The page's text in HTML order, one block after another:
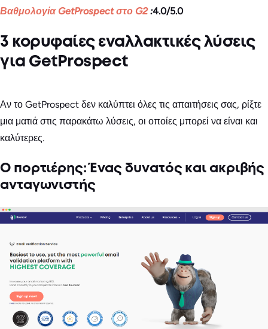
Βαθμολογία GetProspect στο G2 :4.0/5.0
3 κορυφαίες εναλλακτικές λύσεις
για GetProspect
Αν το GetProspect δεν καλύπτει όλες τις απαιτήσεις σας, ρίξτε
μια ματιά στις παρακάτω λύσεις, οι οποίες μπορεί να είναι και
καλύτερες.
Ο πορτιέρης: Ένας δυνατός και ακριβής
ανταγωνιστής